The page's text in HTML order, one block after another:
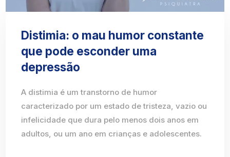
Distimia: o mau humor constante
que pode esconder uma
depressão
A distimia é um transtorno de humor
caracterizado por um estado de tristeza, vazio ou
infelicidade que dura pelo menos dois anos em
adultos, ou um ano em crianças e adolescentes.